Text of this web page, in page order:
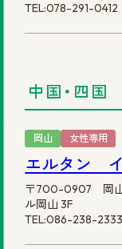
TEL:078-291-0412
中国・四国
岡山 女性専用
エルタン
〒700-0907 岡山
ル岡山 3F
TEL:086-238-2333